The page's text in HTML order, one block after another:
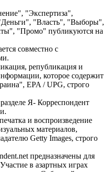
"Экспертиза",
"Власть", "Выборы",
"Промо" публикуются на
совместно с
републикация и
которое содержит
EPA / UPG, строго
Я- Корреспондент
и воспроизведение
материалов,
Getty Images, строго
предназначены для
в азартных играх